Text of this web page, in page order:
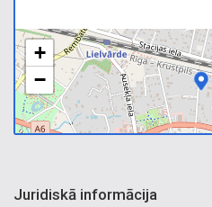
+
−
Juridiskā informācija